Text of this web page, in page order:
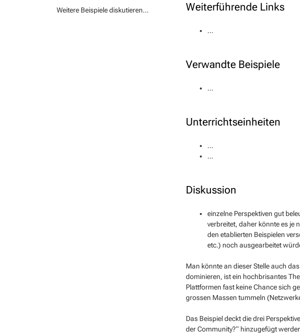
Weitere Beispiele diskutieren... Weiterführende Links
...
Verwandte Beispiele
...
Unterrichtseinheiten
...
...
Diskussion
einzelne Perspektiven gut
verbreitet, daher könnte es je
den etablierten Beispielen
etc.) noch ausgearbeitet
Man könnte an dieser Stelle auch
dominieren, ist ein hochbrisantes
Plattformen fast keine Chance sich
grossen Massen tummeln
Das Beispiel deckt die drei
der Community?“ hinzugefügt